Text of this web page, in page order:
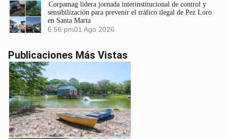
Corpamag lidera jornada interinstitucional de control y
sensibilización para prevenir el tráfico ilegal de Pez Loro
en Santa Marta
6:56 pm01 Ago 2026
Publicaciones Más Vistas